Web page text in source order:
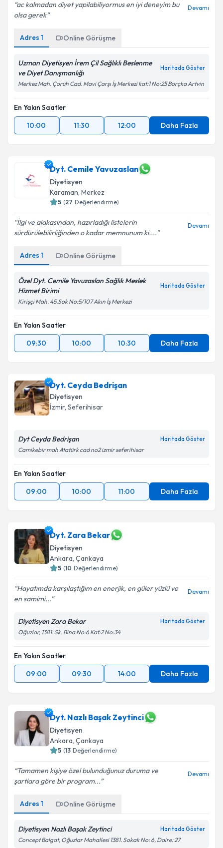
ac kalmadan diyet yapilabiliyormus en iyi deneyim bu
olsa gerek
Devamı
Adres 1 Online Görüşme
Uzman Diyetisyen İrem Çil Sağlıklı Beslenme
ve Diyet Danışmanlığı
Haritada Göster
Merkez Mah. Çoruh Cad. Mavi Çarşı İş Merkezi kat:1 No:25 Borçka Artvin
En Yakın Saatler
10:00
11:30 12:00 Daha Fazla
Dyt. Cemile Yavuzaslan
Diyetisyen
Karaman, Merkez
5 (27 Değerlendirme)
İlgi ve alakasından, hazırladığı listelerin
sürdürülebilirliğinden o kadar memnunum ki....
Devamı
Adres 1 Online Görüşme
Özel Dyt. Cemile Yavuzaslan Sağlık Meslek
Hizmet Birimi
Haritada Göster
Kirişçi Mah. 45.Sok No:5/107 Akın İş Merkezi
En Yakın Saatler
09:30
10:00 10:30 Daha Fazla
Dyt. Ceyda Bedrişan
Diyetisyen
İzmir, Seferihisar
Dyt Ceyda Bedrişan Haritada Göster
Camikebir mah Atatürk cad no2 izmir seferihisar
En Yakın Saatler
09:00
10:00 11:00 Daha Fazla
Dyt. Zara Bekar
Diyetisyen
Ankara, Çankaya
5 (10 Değerlendirme)
Hayatımda karşılaştığım en enerjik, en güler yüzlü ve
en samimi...
Devamı
Diyetisyen Zara Bekar Haritada Göster
Oğuzlar, 1381. Sk. Bina No:6 Kat:2 No:34
En Yakın Saatler
09:00
09:30 14:00 Daha Fazla
Dyt. Nazlı Başak Zeytinci
Diyetisyen
Ankara, Çankaya
5 (13 Değerlendirme)
Tamamen kişiye özel bulunduğunuz duruma ve
şartlara göre bir program...
Devamı
Adres 1 Online Görüşme
Diyetisyen Nazlı Başak Zeytinci Haritada Göster
Concept Balgat, Oğuzlar Mahallesi 1381. Sokak No: 6, Daire: 27